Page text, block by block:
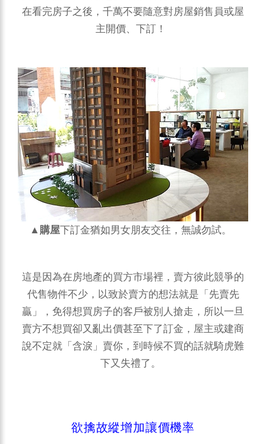
在看完房子之後，千萬不要隨意對房屋銷售員或屋
主開價、下訂！
▲ 購屋下訂金猶如男女朋友交往，無誠勿試。
這是因為在房地產的買方市場裡，賣方彼此競爭的
代售物件不少，以致於賣方的想法就是「先賣先
贏」，免得想買房子的客戶被別人搶走，所以一旦
賣方不想買卻又亂出價甚至下了訂金，屋主或建商
說不定就「含淚」賣你，到時候不買的話就騎虎難
下又失禮了。
欲擒故縱增加讓價機率